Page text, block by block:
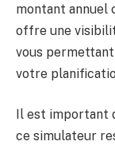
montant annuel
offre une
vous
votre
Il est important
ce simulateur